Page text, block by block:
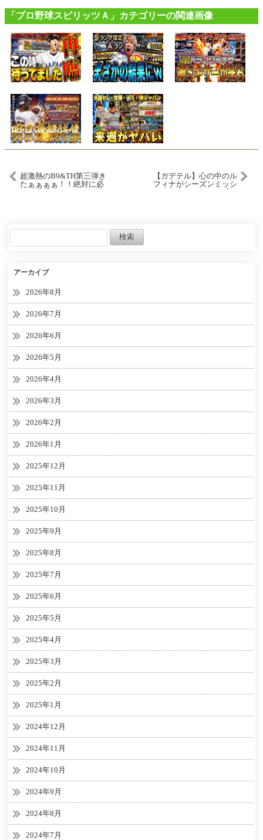
「プロ野球スピリッツＡ」カテゴリーの関連画像
超激熱のB9&TH第三弾き
たぁぁぁぁ！！絶対に必
【ガデテル】心の中のル
フィナがシーズンミッシ
アーカイブ
2026年8月
2026年7月
2026年6月
2026年5月
2026年4月
2026年3月
2026年2月
2026年1月
2025年12月
2025年11月
2025年10月
2025年9月
2025年8月
2025年7月
2025年6月
2025年5月
2025年4月
2025年3月
2025年2月
2025年1月
2024年12月
2024年11月
2024年10月
2024年9月
2024年8月
2024年7月